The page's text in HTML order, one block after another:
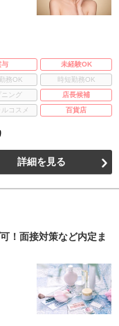
与
未経験OK
務OK
時短勤務OK
ニング
店長候補
コスメ 百貨店
詳細を見る
！面接対策など内定ま